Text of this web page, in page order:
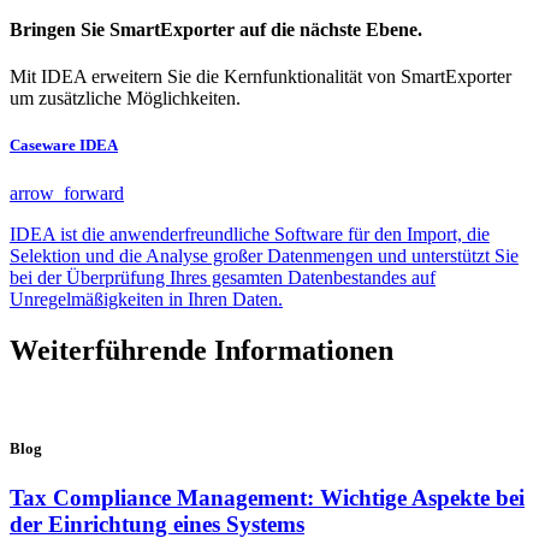
Bringen Sie SmartExporter auf die nächste Ebene.
Mit IDEA erweitern Sie die Kernfunktionalität von SmartExporter
um zusätzliche Möglichkeiten.
Caseware IDEA
arrow_forward
IDEA ist die anwenderfreundliche Software für den Import, die
Selektion und die Analyse großer Datenmengen und unterstützt Sie
bei der Überprüfung Ihres gesamten Datenbestandes auf
Unregelmäßigkeiten in Ihren Daten.
Weiterführende Informationen
Blog
Tax Compliance Management: Wichtige Aspekte bei
der Einrichtung eines Systems